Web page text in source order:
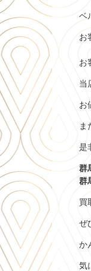
ベ
お
お
当
お
ま
是
群
群
買
ぜ
か
気